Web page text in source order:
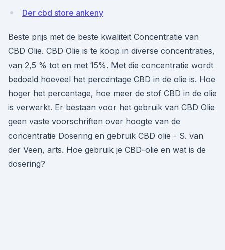
Der cbd store ankeny
Beste prijs met de beste kwaliteit Concentratie van
CBD Olie. CBD Olie is te koop in diverse concentraties,
van 2,5 % tot en met 15%. Met die concentratie wordt
bedoeld hoeveel het percentage CBD in de olie is. Hoe
hoger het percentage, hoe meer de stof CBD in de olie
is verwerkt. Er bestaan voor het gebruik van CBD Olie
geen vaste voorschriften over hoogte van de
concentratie Dosering en gebruik CBD olie - S. van
der Veen, arts. Hoe gebruik je CBD-olie en wat is de
dosering?